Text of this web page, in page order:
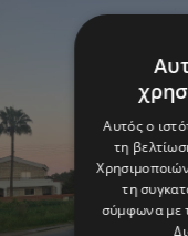
Αυτός ο
τη
τη
σύμφωνα με